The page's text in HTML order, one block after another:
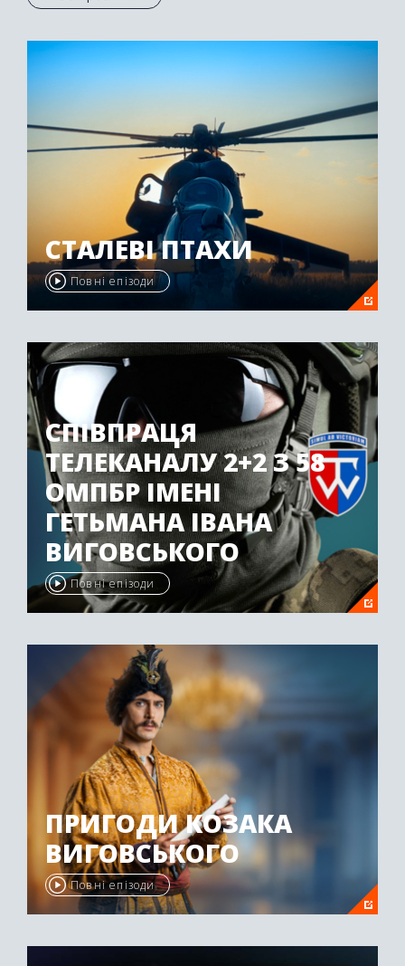
Осетії був нагороджений другою премією
СТАЛЕВІ ПТАХИ
Повні епізоди
СПІВПРАЦЯ
ТЕЛЕКАНАЛУ 2+2 З 58
ОМПБР ІМЕНІ
ГЕТЬМАНА ІВАНА
ВИГОВСЬКОГО
Повні епізоди
ПРИГОДИ КОЗАКА
ВИГОВСЬКОГО
Повні епізоди